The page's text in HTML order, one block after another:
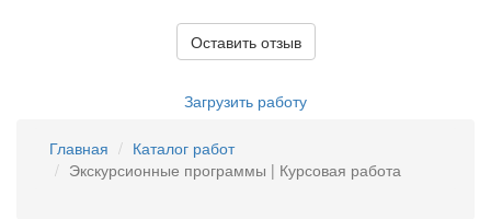
Оставить отзыв
Загрузить работу
Главная
Каталог работ
Экскурсионные программы | Курсовая работа